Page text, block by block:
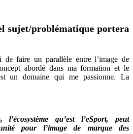
sujet/problématique portera
de faire un parallèle entre l’image de
abordé dans ma formation et le
un domaine qui me passionne. La
qu’est l’eSport, peut
pour l’image de marque des